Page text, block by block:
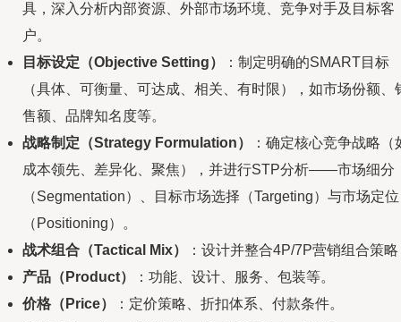
具，深入分析内部资源、外部市场环境、竞争对手及目标客
户。
目标设定（Objective Setting）
：制定明确的SMART目标
（具体、可衡量、可达成、相关、有时限），如市场份额、
售额、品牌知名度等。
战略制定（Strategy Formulation）
：确定核心竞争战略（
成本领先、差异化、聚焦），并进行STP分析——市场细分
（Segmentation）、目标市场选择（Targeting）与市场定位
（Positioning）。
战术组合（Tactical Mix）
：设计并整合4P/7P营销组合策
产品（Product）
：功能、设计、服务、包装等。
价格（Price）
：定价策略、折扣体系、付款条件。